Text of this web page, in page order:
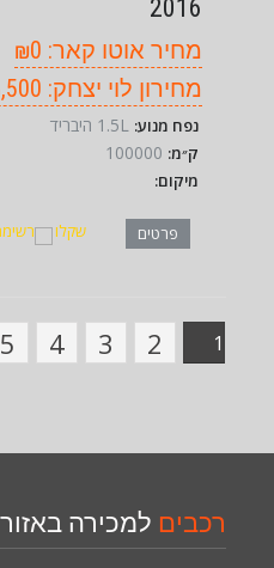
2016
מחיר אוטו קאר: ₪0
מחירון לוי יצחק: ₪48,500
נפח מנוע:
ק״מ:
מיקום:
פרטים שקלו
1
2
3
4
5
רכבים למכירה